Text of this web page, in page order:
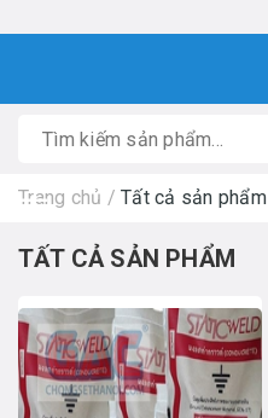
Trang chủ / Tất cả sản phẩm
TẤT CẢ SẢN PHẨM